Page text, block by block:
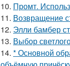
10. Промт.
11. Возвращение
12. Элли бамбер
13. Выбор
14. * Основной